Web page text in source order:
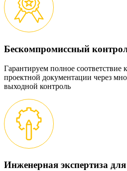
Бескомпромиссный
Гарантируем полное
проектной документации через
выходной контроль
Инженерная экспертиза